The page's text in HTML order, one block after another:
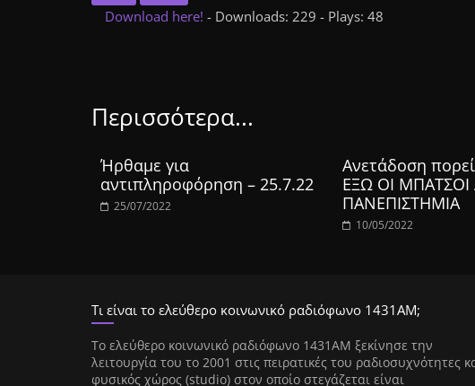
Download here! - Downloads: 229 - Plays: 48
Περισσότερα...
Ήρθαμε για
αντιπληροφόρηση – 25.7.22
25/07/2022
Ανετάδοση
ΕΞΩ ΟΙ
ΠΑΝΕΠΙΣΤΗΜΙΑ
10/05/2022
Τι είναι το ελεύθερο κοινωνικό ραδιόφωνο 1431ΑΜ;
Tο ελεύθερο κοινωνικό ραδιόφωνο 1431AM ξεκίνησε την
λειτουργία του το 2001 στις πειρατικές του ραδιοσυχνότητες
φυσικός χώρος (studio) στον οποίο στεγάζεται είναι